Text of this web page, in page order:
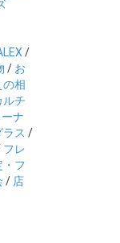
/
/ お
の相
ルチ
ナ
ス /
フレ
・フ
/ 店